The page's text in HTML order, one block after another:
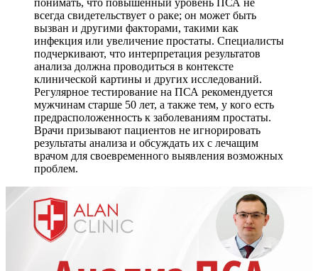
всегда свидетельствует о раке; он может быть
вызван и другими факторами, такими как
инфекция или увеличение простаты. Специалисты
подчеркивают, что интерпретация результатов
анализа должна проводиться в контексте
клинической картины и других исследований.
Регулярное тестирование на ПСА рекомендуется
мужчинам старше 50 лет, а также тем, у кого есть
предрасположенность к заболеваниям простаты.
Врачи призывают пациентов не игнорировать
результаты анализа и обсуждать их с лечащим
врачом для своевременного выявления возможных
проблем.